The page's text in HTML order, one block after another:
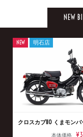
NEW
クロスカブ110 くまモン
本体価格
NEW 明石店